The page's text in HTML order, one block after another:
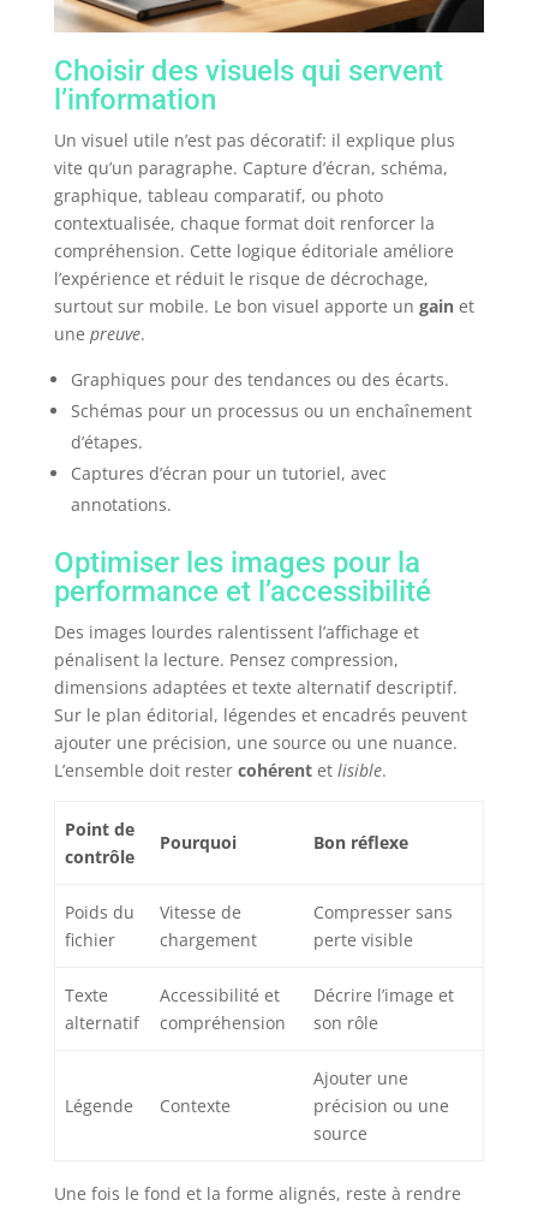
Choisir des visuels qui servent
l’information
Un visuel utile n’est pas décoratif: il explique plus
vite qu’un paragraphe. Capture d’écran, schéma,
graphique, tableau comparatif, ou photo
contextualisée, chaque format doit renforcer la
compréhension. Cette logique éditoriale améliore
l’expérience et réduit le risque de décrochage,
surtout sur mobile. Le bon visuel apporte un gainet
une preuve.
Graphiques pour des tendances ou des écarts.
Schémas pour un processus ou un enchaînement
d’étapes.
Captures d’écran pour un tutoriel, avec
annotations.
Optimiser les images pour la
performance et l’accessibilité
Des images lourdes ralentissent l’affichage et
pénalisent la lecture. Pensez compression,
dimensions adaptées et texte alternatif descriptif.
Sur le plan éditorial, légendes et encadrés peuvent
ajouter une précision, une source ou une nuance.
L’ensemble doit rester cohérentet lisible.
Point de
contrôle
Pourquoi Bon réflexe
Poids du
fichier
Vitesse de
chargement
Compresser sans
perte visible
Texte
alternatif
Accessibilité et
compréhension
Décrire l’image et
son rôle
Légende Contexte
Ajouter une
précision ou une
source
Une fois le fond et la forme alignés, reste à rendre